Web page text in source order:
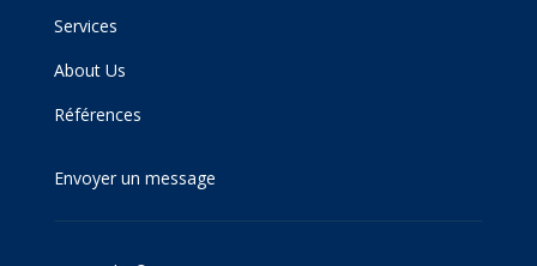
Services
About Us
Références
Envoyer un message